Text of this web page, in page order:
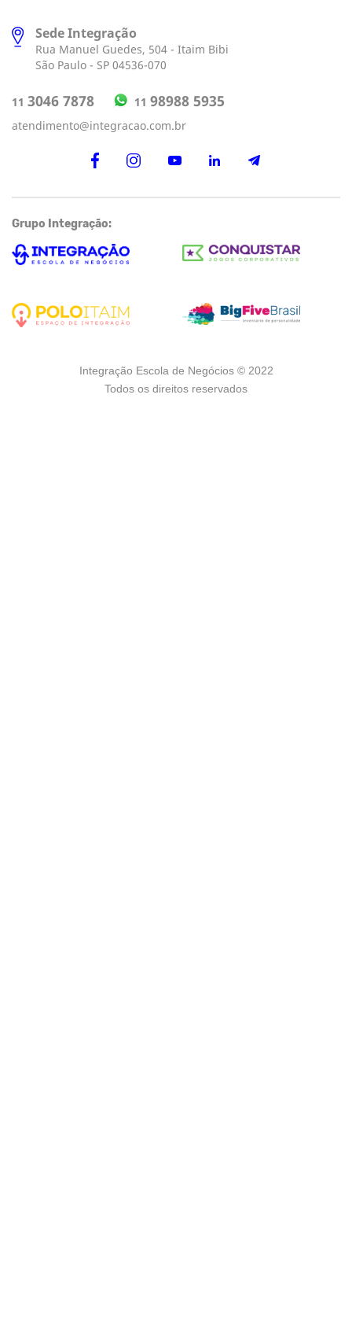
Sede Integração
Rua Manuel Guedes, 504 - Itaim Bibi
São Paulo - SP 04536-070
11 3046 7878 11 98988 5935
atendimento@integracao.com.br
Grupo Integração:
Integração Escola de Negócios © 2022
Todos os direitos reservados